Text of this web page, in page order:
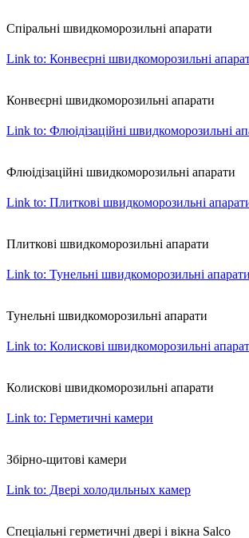
Спіральні швидкоморозильні апарати
Link to: Конвеєрні швидкоморозильні
Конвеєрні швидкоморозильні апарати
Link to: Флюідізаційні швидкоморозильні
Флюідізаційні швидкоморозильні апарати
Link to: Плиткові швидкоморозильні
Плиткові швидкоморозильні апарати
Link to: Тунельні швидкоморозильні апарати
Тунельні швидкоморозильні апарати
Link to: Колискові швидкоморозильні
Колискові швидкоморозильні апарати
Link to: Герметичні камери
Збірно-щитові камери
Link to: Двері холодильных камер
Спеціальні герметичні двері і вікна Salco